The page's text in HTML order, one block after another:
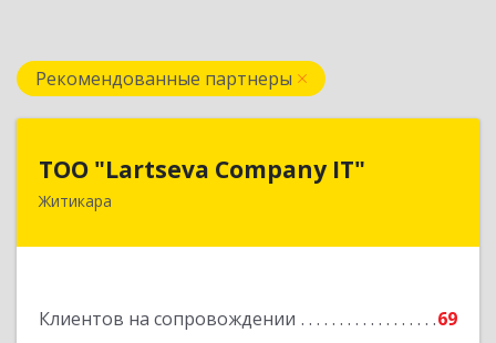
Рекомендованные партнеры
ТОО "Lartseva Company IT"
Житикара
Клиентов на сопровождении 69
110700, Республика Казахстан, Костанайская